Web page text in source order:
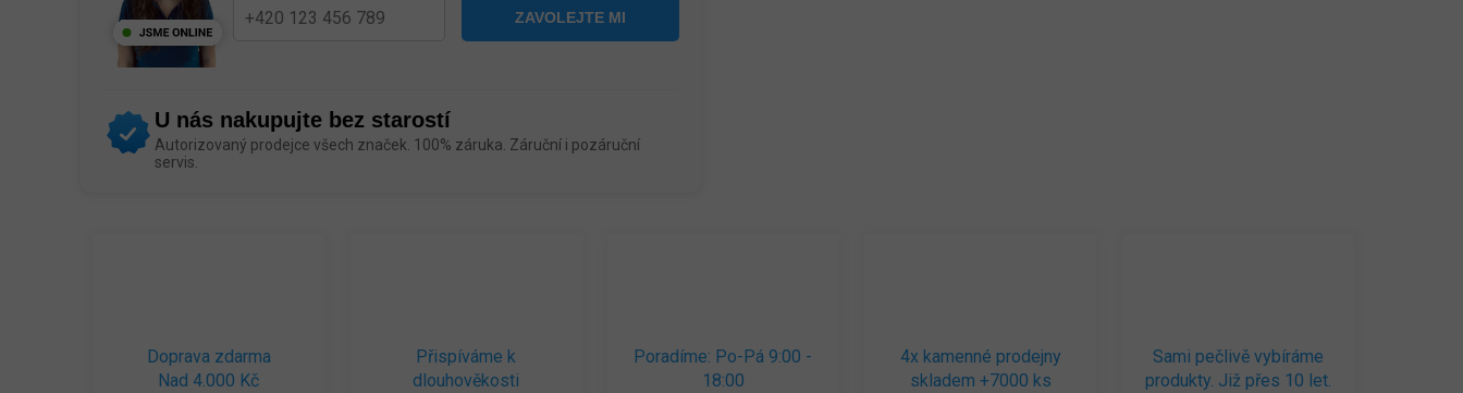
U nás nakupujte bez starostí
Autorizovaný prodejce všech značek. 100% záruka. Záruční i pozáruční
servis.
Doprava zdarma
Nad 4.000 Kč
Přispíváme k
dlouhověkosti
Poradíme: Po-Pá 9:00 -
18:00
4x kamenné prodejny
skladem +7000 ks
Sami pečlivě vybíráme
produkty. Již přes 10 let.